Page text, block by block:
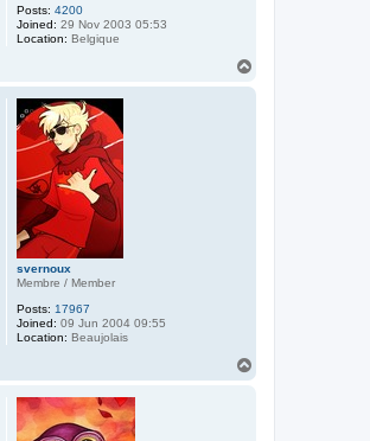
Posts: 4200
Joined: 29 Nov 2003 05:53
Location: Belgique
svernoux
Membre / Member
Posts: 17967
Joined: 09 Jun 2004 09:55
Location: Beaujolais